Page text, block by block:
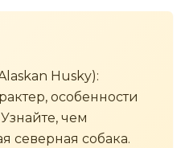
Husky):
особенности
чем
северная собака.